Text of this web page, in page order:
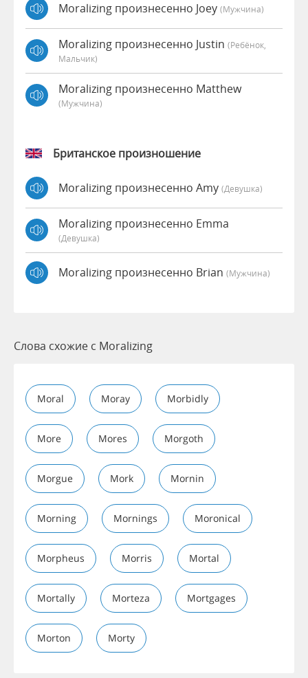
Moralizing произнесенно Joey (мужчина)
Moralizing произнесенно Justin (Ребёнок,
Мальчик)
Moralizing произнесенно Matthew
(мужчина)
Британское произношение
Moralizing произнесенно Amy (девушка)
Moralizing произнесенно Emma
(девушка)
Moralizing произнесенно Brian (мужчина)
Слова схожие с Moralizing
Moral Moray Morbidly
More Mores Morgoth
Morgue Mork Mornin
Morning Mornings Moronical
Morpheus Morris Mortal
Mortally Morteza Mortgages
Morton Morty